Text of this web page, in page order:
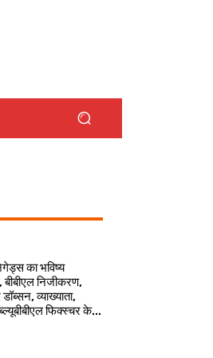
का भविष्य
बीबीएल निजीकरण,
व्याख्याता,
फिक्स्चर के...